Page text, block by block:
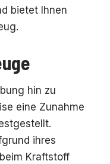
bietet Ihnen
hin zu
eine Zunahme
ihres
Kraftstoff